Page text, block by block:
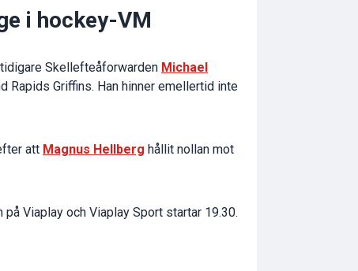
i hockey-VM
Skellefteåforwarden Michael
Rapids Griffins. Han hinner emellertid inte
att Magnus Hellberg hållit nollan mot
Viaplay och Viaplay Sport startar 19.30.